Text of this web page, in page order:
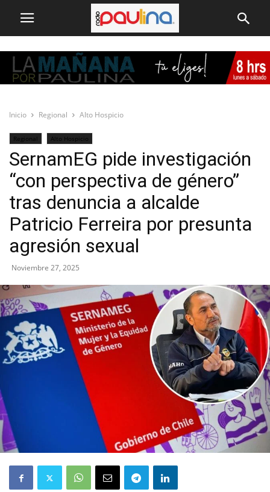
Inicio Regional Alto Hospicio
Regional Alto Hospicio
SernamEG pide investigación
“con perspectiva de género”
tras denuncia a alcalde
Patricio Ferreira por presunta
agresión sexual
Noviembre 27, 2025